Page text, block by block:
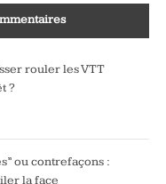
rouler les VTT
?
ou contrefaçons :
la face